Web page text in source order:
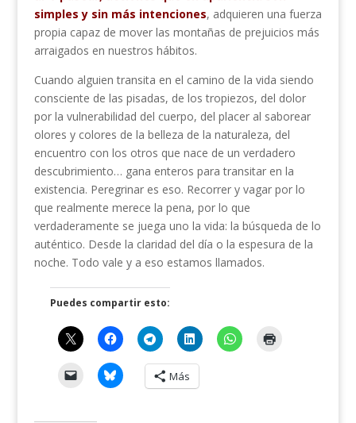
simples y sin más intenciones, adquieren una fuerza
propia capaz de mover las montañas de prejuicios más
arraigados en nuestros hábitos.
Cuando alguien transita en el camino de la vida siendo
consciente de las pisadas, de los tropiezos, del dolor
por la vulnerabilidad del cuerpo, del placer al saborear
olores y colores de la belleza de la naturaleza, del
encuentro con los otros que nace de un verdadero
descubrimiento… gana enteros para transitar en la
existencia. Peregrinar es eso. Recorrer y vagar por lo
que realmente merece la pena, por lo que
verdaderamente se juega uno la vida: la búsqueda de lo
auténtico. Desde la claridad del día o la espesura de la
noche. Todo vale y a eso estamos llamados.
Puedes compartir esto:
Más